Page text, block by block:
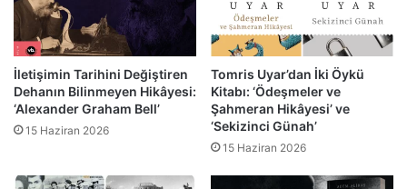
İletişimin Tarihini Değiştiren
Dehanın Bilinmeyen Hikâyesi:
‘Alexander Graham Bell’
15 Haziran 2026
Tomris Uyar’dan İki Öykü
Kitabı: ‘Ödeşmeler ve
Şahmeran Hikâyesi’ ve
‘Sekizinci Günah’
15 Haziran 2026